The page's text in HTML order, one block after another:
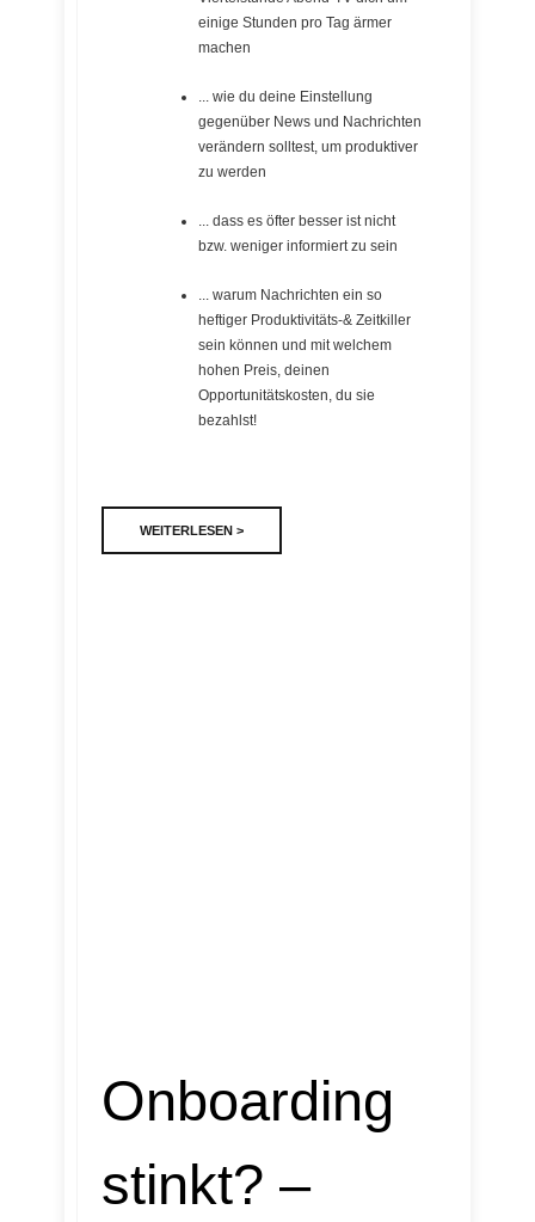
einige Stunden pro Tag ärmer
machen
... wie du deine Einstellung
gegenüber News und Nachrichten
verändern solltest, um produktiver
zu werden
... dass es öfter besser ist nicht
bzw. weniger informiert zu sein
... warum Nachrichten ein so
heftiger Produktivitäts-& Zeitkiller
sein können und mit welchem
hohen Preis, deinen
Opportunitätskosten, du sie
bezahlst!
WEITERLESEN >
Onboarding
stinkt? –